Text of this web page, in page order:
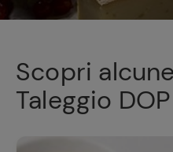
Scopri
Taleggio DOP